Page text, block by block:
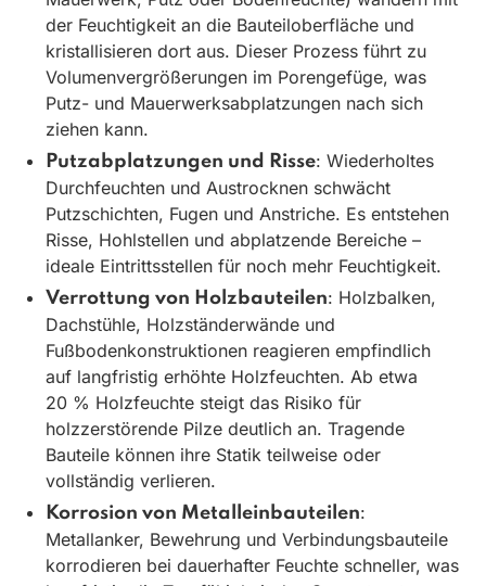
der Feuchtigkeit an die Bauteiloberfläche und
kristallisieren dort aus. Dieser Prozess führt zu
Volumenvergrößerungen im Porengefüge, was
Putz- und Mauerwerksabplatzungen nach sich
ziehen kann.
Putzabplatzungen und Risse: Wiederholtes
Durchfeuchten und Austrocknen schwächt
Putzschichten, Fugen und Anstriche. Es entstehen
Risse, Hohlstellen und abplatzende Bereiche –
ideale Eintrittsstellen für noch mehr Feuchtigkeit.
Verrottung von Holzbauteilen: Holzbalken,
Dachstühle, Holzständerwände und
Fußbodenkonstruktionen reagieren empfindlich
auf langfristig erhöhte Holzfeuchten. Ab etwa
20 % Holzfeuchte steigt das Risiko für
holzzerstörende Pilze deutlich an. Tragende
Bauteile können ihre Statik teilweise oder
vollständig verlieren.
Korrosion von Metalleinbauteilen:
Metallanker, Bewehrung und Verbindungsbauteile
korrodieren bei dauerhafter Feuchte schneller, was